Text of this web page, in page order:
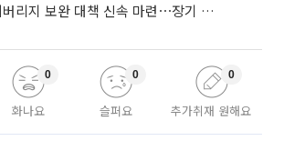
李 “삼전닉스 레버리지 보완 대책 신속 마련⋯장기 채무 과감히 탕감”
화나요
0
슬퍼요
0
추가취재 원해요
0